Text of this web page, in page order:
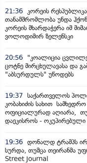
21:36 კორეის
თანამშრომლობა უნდა
კორეის მხარდაჭერა იმ
ვოლოდიმირ ზელენსკი
20:56
"კოალიცია
ცოტნე მირცხულავასა და
"აბსურდულს" უწოდებს
19:37 საქართველოს
კობახიძის სახით სამხედრო
ოფიციალურად აღიარა,
დაეკისროს - ოკუპირებული
19:36 დონალდ ტრამპს
სურდა, თუმცა თეირანმა
Street Journal